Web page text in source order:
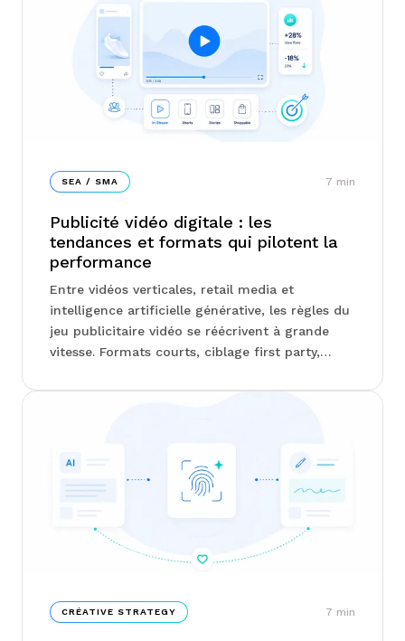
SEA / SMA 7 min
Publicité vidéo digitale : les
tendances et formats qui pilotent la
performance
Entre vidéos verticales, retail media et
intelligence artificielle générative, les règles du
jeu publicitaire vidéo se réécrivent à grande
vitesse. Formats courts, ciblage first party,
des annonceurs se resserrent autour de
pourquoi certains formats surperforment
nettement les autres...
CRÉATIVE STRATEGY 7 min